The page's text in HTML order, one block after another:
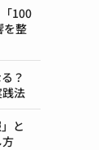
100
を整
？
法
と